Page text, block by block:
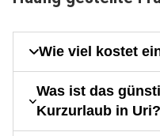
Wie viel kostet
Was ist das
Kurzurlaub in Uri?